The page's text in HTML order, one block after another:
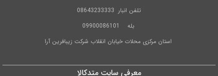
تلفن انبار 08643233333
بله
09900086101
استان مرکزی محلات خیابان انقلاب شرکت زیبافرین آرا
معرفی سایت متدکالا